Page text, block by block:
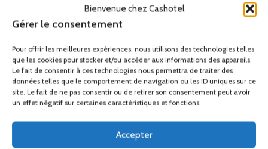
Bienvenue chez Cashotel
Gérer le consentement
Pour offrir les meilleures expériences, nous utilisons des technologies telles
que les cookies pour stocker et/ou accéder aux informations des appareils.
Le fait de consentir à ces technologies nous permettra de traiter des
données telles que le comportement de navigation ou les ID uniques sur ce
site. Le fait de ne pas consentir ou de retirer son consentement peut avoir
un effet négatif sur certaines caractéristiques et fonctions.
Accepter
papier toilette, distributeur de papier pour les mains, distributeur de
papier main, distributeur de papier essui main, distributeur de papier
papier toilette noir, distributeur de papier essuie main, distributeur de
papier wc, distributeur de papier toilette professionnel, distributeur de
papier essuie-tout, distributeur automatique de papier toilette,
distributeur papier toilette, distributeur papier toilette professionnel,
distributeur essuie main professionnel, distributeur de papier toilette
original, distributeur papier professionnel, distributeur papier rouleau,
distributeur papier bobine, distributeur PH, distributeur automatique PH